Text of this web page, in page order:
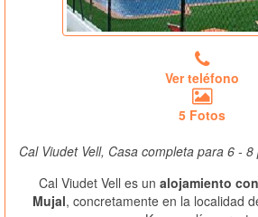
Ver teléfono
5 Fotos
Cal Viudet Vell, Casa completa para 6 - 8
Cal Viudet Vell es un alojamiento
Mujal, concretamente en la localidad